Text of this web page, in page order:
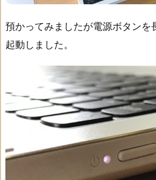
預かってみましたが電源ボタンを
起動しました。